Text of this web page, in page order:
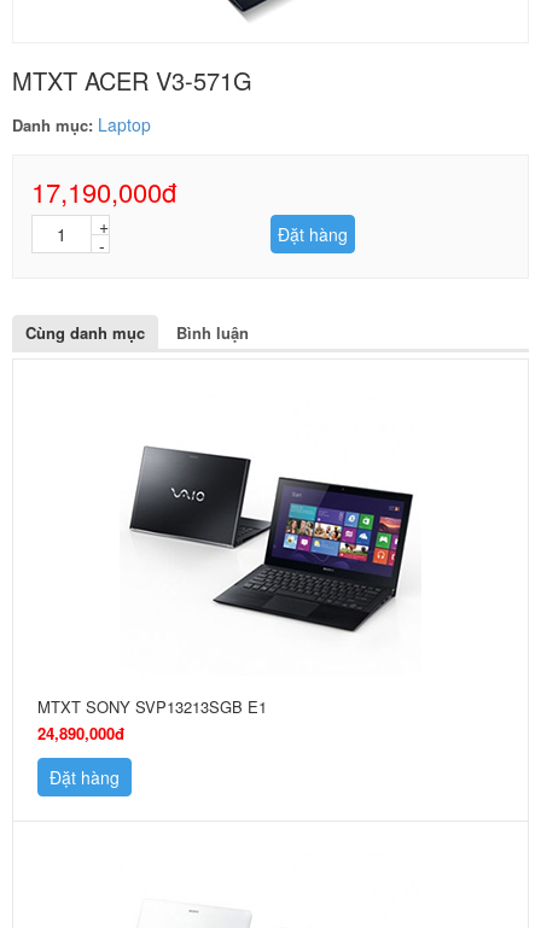
MTXT ACER V3-571G
Danh mục: Laptop
17,190,000đ
Đặt hàng
Cùng danh mục Bình luận
MTXT SONY SVP13213SGB E1
24,890,000đ
Đặt hàng